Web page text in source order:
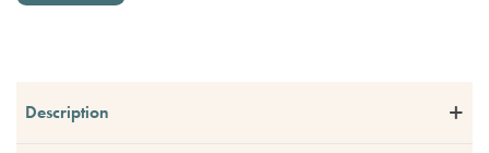
Description